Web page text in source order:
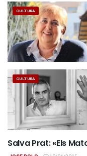
CULTURA
CULTURA
CULTURA
Salva Prat: «Els